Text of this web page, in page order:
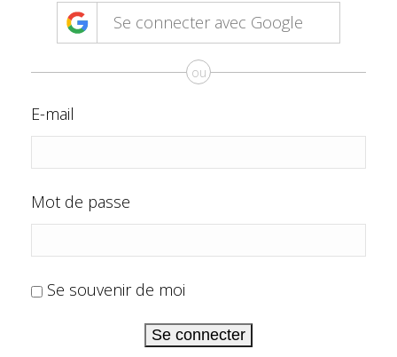
Se connecter avec Google
ou
E-mail
Mot de passe
Se souvenir de moi
Se connecter